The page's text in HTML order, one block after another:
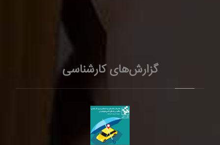
گزارش‌های کارشناسی